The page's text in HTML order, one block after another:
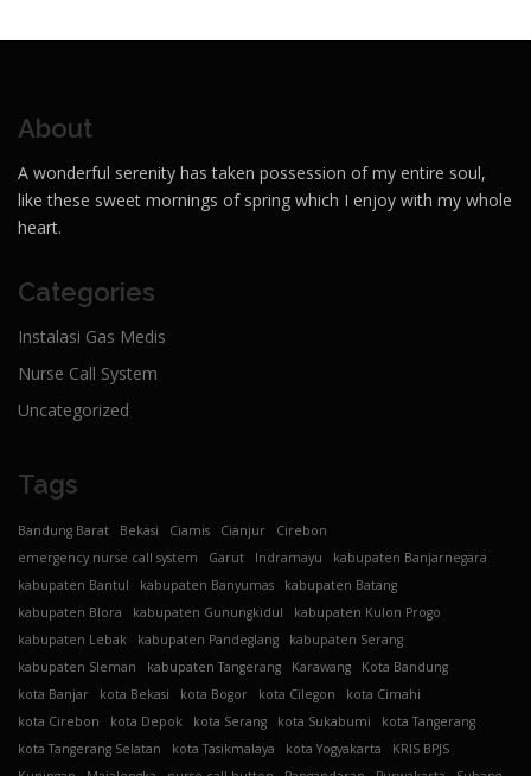
About
A wonderful serenity has taken possession of my entire soul,
like these sweet mornings of spring which I enjoy with my whole
heart.
Categories
Instalasi Gas Medis
Nurse Call System
Uncategorized
Tags
Bandung Barat Bekasi Ciamis Cianjur
Cirebon
emergency nurse call system
Garut Indramayu
kabupaten Banjarnegara
kabupaten Bantul
kabupaten Banyumas
kabupaten Batang
kabupaten Blora
kabupaten Gunungkidul
kabupaten Kulon Progo
kabupaten Lebak
kabupaten Pandeglang
kabupaten Serang
kabupaten Sleman
kabupaten Tangerang Karawang
Kota Bandung
kota Banjar
kota Bekasi kota Bogor kota Cilegon
kota Cimahi
kota Cirebon
kota Depok kota Serang kota Sukabumi
kota Tangerang
kota Tangerang Selatan
kota Tasikmalaya kota Yogyakarta
KRIS BPJS